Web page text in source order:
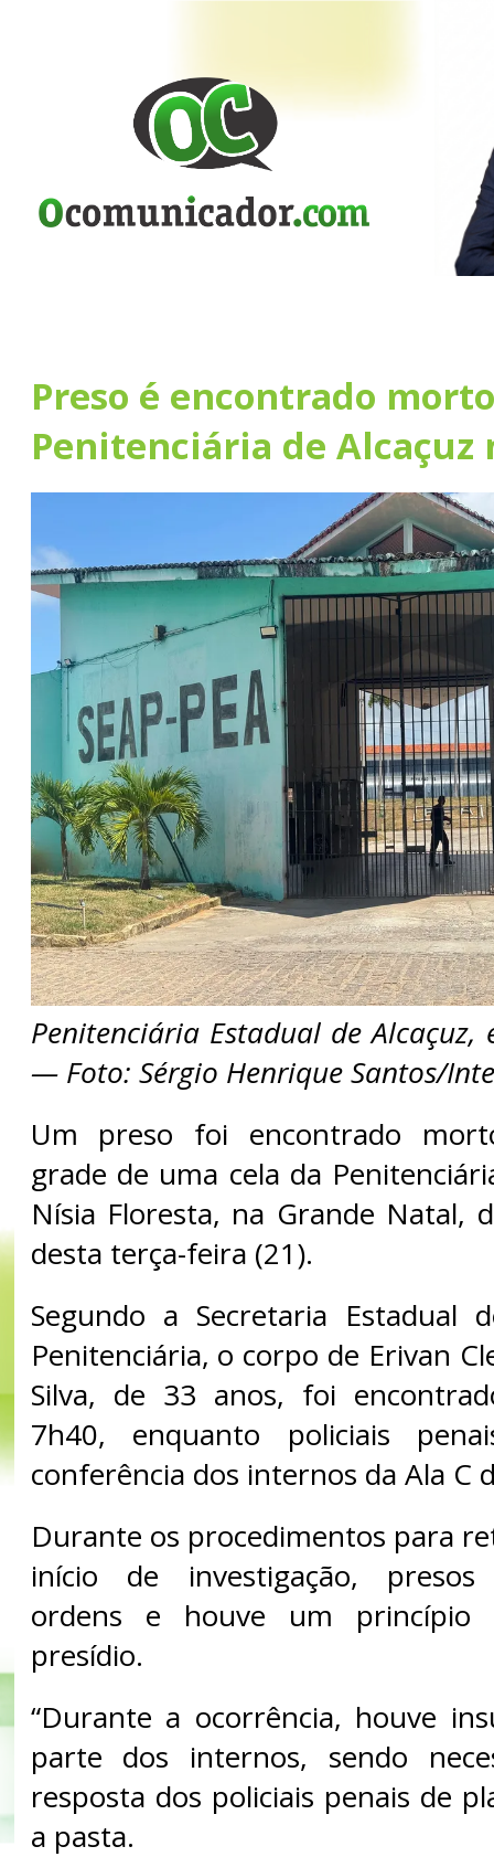
Preso é encontrado
Penitenciária de Alcaçuz
Penitenciária Estadual de Alcaçuz,
— Foto: Sérgio Henrique Santos/
Um preso foi encontrado
grade de uma cela da
Nísia Floresta, na Grande Natal,
desta terça-feira (21).
Segundo a Secretaria Estadual
Penitenciária, o corpo de Erivan
Silva, de 33 anos, foi
7h40, enquanto policiais
conferência dos internos da Ala C
Durante os procedimentos para
início de investigação, presos
ordens e houve um
presídio.
“Durante a ocorrência, houve
parte dos internos, sendo
resposta dos policiais penais de
a pasta.